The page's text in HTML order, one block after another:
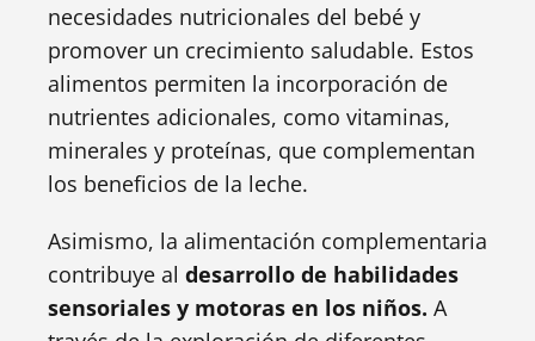
necesidades nutricionales del bebé y
promover un crecimiento saludable. Estos
alimentos permiten la incorporación de
nutrientes adicionales, como vitaminas,
minerales y proteínas, que complementan
los beneficios de la leche.
Asimismo, la alimentación complementaria
contribuye al desarrollo de habilidades
sensoriales y motoras en los niños. A